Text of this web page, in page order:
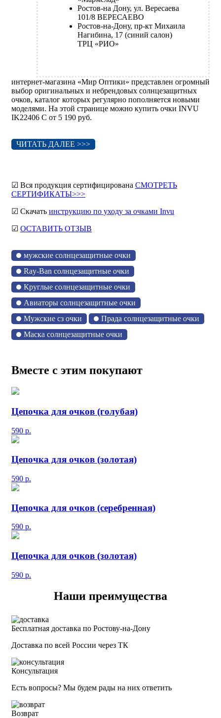
Ростов-на Дону, ул. Вересаева
101/8 ВЕРЕСАЕВО
Ростов-на-Дону, пр-кт Михаила
Нагибина, 17 (синий салон)
ТРЦ «РИО»
интернет-магазина «Мир Оптики» представлен огромный
выбор оригинальных и небрендовых солнцезащитных
очков, каталог которых регулярно пополняется новыми
моделями. На этой странице можно купить очки INVU
IK22406 C от 5 190 руб.
ЧИТАТЬ ДАЛЕЕ >>>
☑ Вся продукция сертифицирована СМОТРЕТЬ
СЕРТИФИКАТЫ>>>
☑ Скачать инструкцию по уходу за очками Invu
☑ ОСТАВИТЬ ОТЗЫВ
мужские солнцезащитные очки
Ray-Ban солнцезащитные очки
Круглые солнцезащитные очки
Авиаторы солнцезащитные очки
Мужские сз очки
Прада солнцезащитные очки
Маска солнцезащитные очки
Вместе с этим покупают
Цепочка для очков (голубая)
590 р.
Цепочка для очков (золотая)
590 р.
Цепочка для очков (серебренная)
590 р.
Цепочка для очков (золотая)
590 р.
Наши преимущества
Бесплатная доставка по Ростову-на-Дону
Доставка по всей России через ТК
Консультация
Есть вопросы? Мы будем рады на них ответить
Возврат